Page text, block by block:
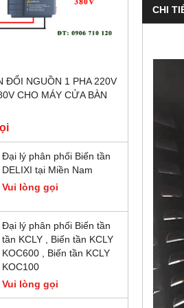
ĐỔI NGUỒN 1 PHA 220V
CHO MÁY CỬA BÀN
Đại lý phân phối Biến tần
DELIXI tại Miền Nam
Vui lòng gọi
Đại lý phân phối Biến tần
tần KCLY , Biến tần KCLY
KOC600 , Biến tần KCLY
KOC100
Vui lòng gọi
CHI